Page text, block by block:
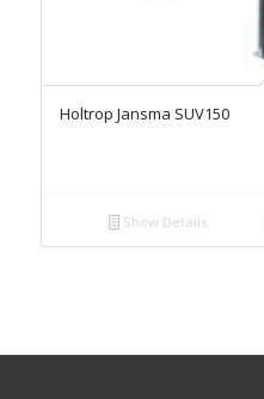
Holtrop Jansma SUV150
Show Details